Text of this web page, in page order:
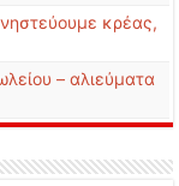
κρέας,
– αλιεύματα